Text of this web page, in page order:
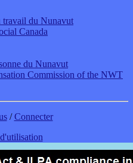
travail du Nunavut
Canada
du Nunavut
Commission of the NWT
/Connecter